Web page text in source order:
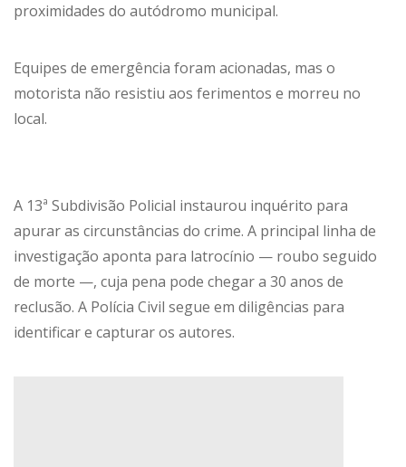
proximidades do autódromo municipal.
Equipes de emergência foram acionadas, mas o
motorista não resistiu aos ferimentos e morreu no
local.
A 13ª Subdivisão Policial instaurou inquérito para
apurar as circunstâncias do crime. A principal linha de
investigação aponta para latrocínio — roubo seguido
de morte —, cuja pena pode chegar a 30 anos de
reclusão. A Polícia Civil segue em diligências para
identificar e capturar os autores.